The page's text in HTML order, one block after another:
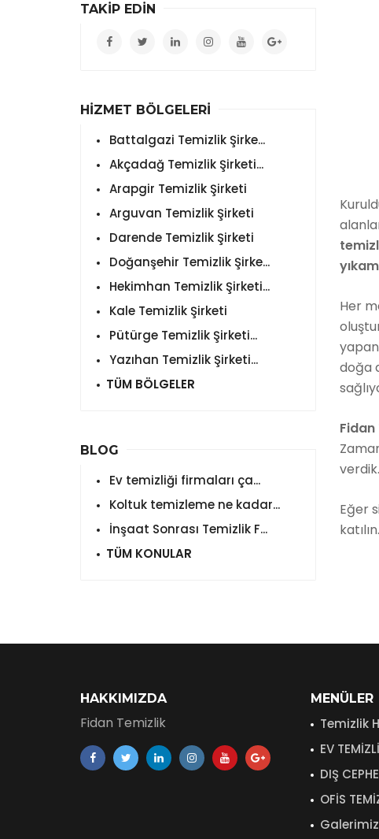
Her
doğa
Fidan
Eğer
TAKİP EDİN
HİZMET BÖLGELERİ
Battalgazi Temizlik Şirke...
Akçadağ Temizlik Şirketi...
Arapgir Temizlik Şirketi
Arguvan Temizlik Şirketi
Darende Temizlik Şirketi
Doğanşehir Temizlik Şirke...
Hekimhan Temizlik Şirketi...
Kale Temizlik Şirketi
Pütürge Temizlik Şirketi...
Yazıhan Temizlik Şirketi...
TÜM BÖLGELER
BLOG
Ev temizliği firmaları ça...
Koltuk temizleme ne kadar...
İnşaat Sonrası Temizlik F...
TÜM KONULAR
HAKKIMIZDA
Fidan Temizlik
MENÜLER
Temizlik
EV
DIŞ
OFİS
Galerimiz